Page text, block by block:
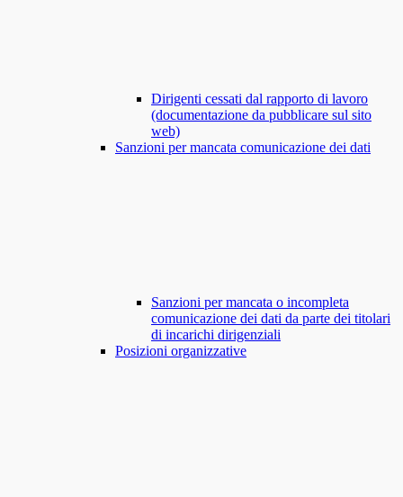
Dirigenti cessati dal rapporto di lavoro
(documentazione da pubblicare sul sito
web)
Sanzioni per mancata comunicazione dei dati
Sanzioni per mancata o incompleta
comunicazione dei dati da parte dei titolari
di incarichi dirigenziali
Posizioni organizzative